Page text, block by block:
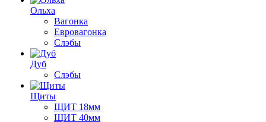
Ольха
Вагонка
Евровагонка
Слэбы
Дуб
Слэбы
Щиты
ЩИТ 18мм
ЩИТ 40мм